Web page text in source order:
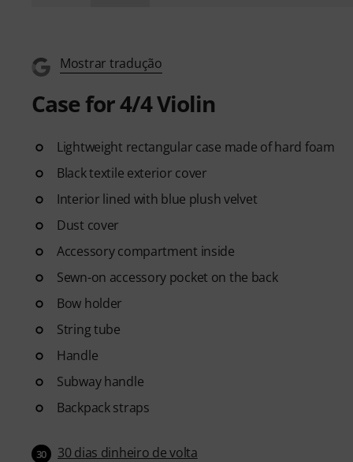
Mostrar tradução
Case for 4/4 Violin
Lightweight rectangular case made of hard foam
Black textile exterior cover
Interior lined with blue plush velvet
Dust cover
Accessory compartment inside
Sewn-on accessory pocket on the back
Bow holder
String tube
Handle
Subway handle
Backpack straps
30 30 dias dinheiro de volta